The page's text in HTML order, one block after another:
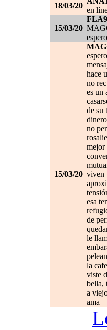
18/03/20
en
15/03/20
15/03/20
hace
no
es un
de su
no
mejor
viven
esa
de
le
la
viste
bella,
a
ama